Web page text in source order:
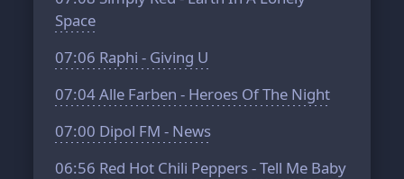
Space
07:06 Raphi - Giving U
07:04Alle Farben - Heroes Of The Night
07:00 Dipol FM - News
06:56 Red Hot Chili Peppers - Tell Me Baby